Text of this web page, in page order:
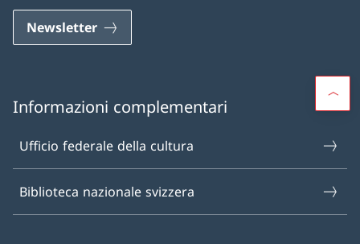
Newsletter
Informazioni complementari
Ufficio federale della cultura
Biblioteca nazionale svizzera